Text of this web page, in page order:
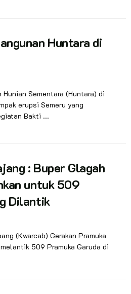
Huntara di
Sementara (Huntara) di
erupsi Semeru yang
Bakti ...
: Buper Glagah
untuk 509
Dilantik
(Kwarcab) Gerakan Pramuka
509 Pramuka Garuda di